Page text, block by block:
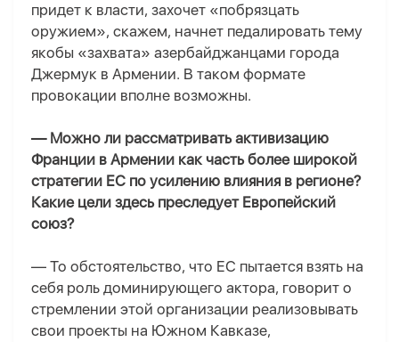
придет к власти, захочет «побрязцать
оружием», скажем, начнет педалировать тему
якобы «захвата» азербайджанцами города
Джермук в Армении. В таком формате
провокации вполне возможны.
— Можно ли рассматривать активизацию
Франции в Армении как часть более широкой
стратегии ЕС по усилению влияния в регионе?
Какие цели здесь преследует Европейский
союз?
— То обстоятельство, что ЕС пытается взять на
себя роль доминирующего актора, говорит о
стремлении этой организации реализовывать
свои проекты на Южном Кавказе,